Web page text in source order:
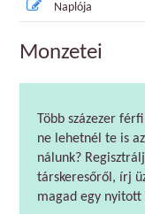
Naplója
Monzetei
Több százezer
ne lehetnél te is
nálunk?
társkeresőről, írj
magad egy nyitott